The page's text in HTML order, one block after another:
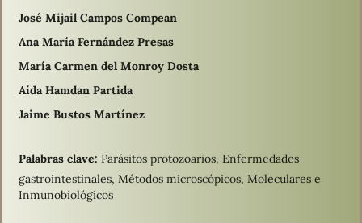
José Mijail Campos Compean
Ana María Fernández Presas
María Carmen del Monroy Dosta
Aída Hamdan Partida
Jaime Bustos Martínez
Palabras clave: Parásitos protozoarios, Enfermedades
gastrointestinales, Métodos microscópicos, Moleculares e
Inmunobiológicos